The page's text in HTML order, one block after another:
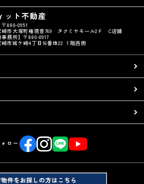
ット不動産
〒880-0951
崎市大塚町権現昔769 タクミヤモール2Ｆ C店舗
事務所】〒880-0917
市城ケ崎4丁目16番地22 １階西側
ロー